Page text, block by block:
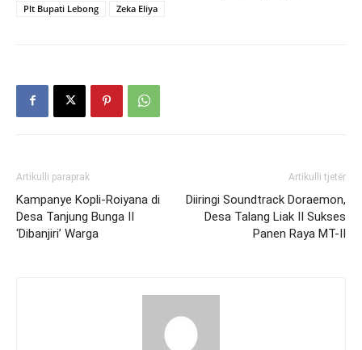
Plt Bupati Lebong
Zeka Eliya
Artikulli paraprak
Kampanye Kopli-Roiyana di
Desa Tanjung Bunga II
‘Dibanjiri’ Warga
Artikulli tjetër
Diiringi Soundtrack Doraemon,
Desa Talang Liak II Sukses
Panen Raya MT-II